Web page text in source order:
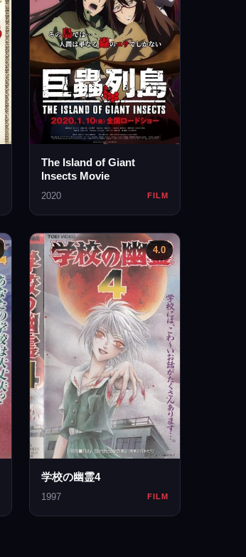
The Island of Giant
Insects Movie
2020 FILM
4.0
学校の幽霊4
1997 FILM